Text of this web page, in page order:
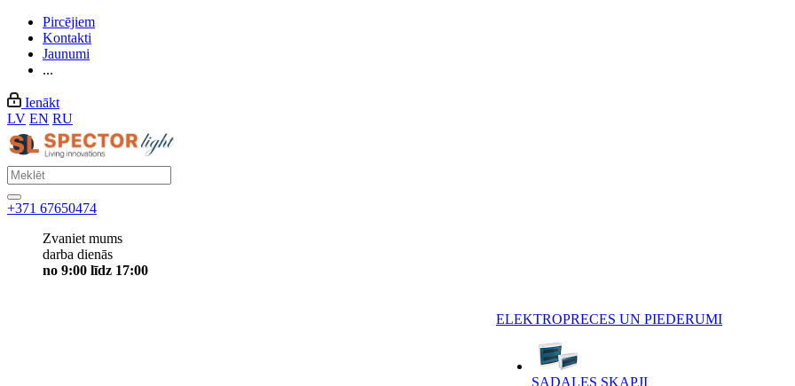
Pircējiem
Kontakti
Jaunumi
...
Ienākt
LV EN RU
+371 67650474
Zvaniet mums
darba dienās
no 9:00 līdz 17:00
ELEKTROPRECES UN PIEDERUMI
SADALES SKAPJI